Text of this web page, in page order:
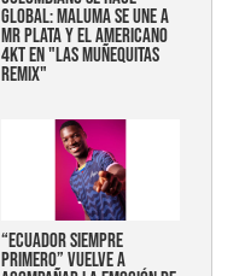
GLOBAL: MALUMA SE UNE A
MR PLATA Y EL AMERICANO
4KT EN "LAS MUÑEQUITAS
REMIX"
“Ecuador siempre
primero” vuelve a